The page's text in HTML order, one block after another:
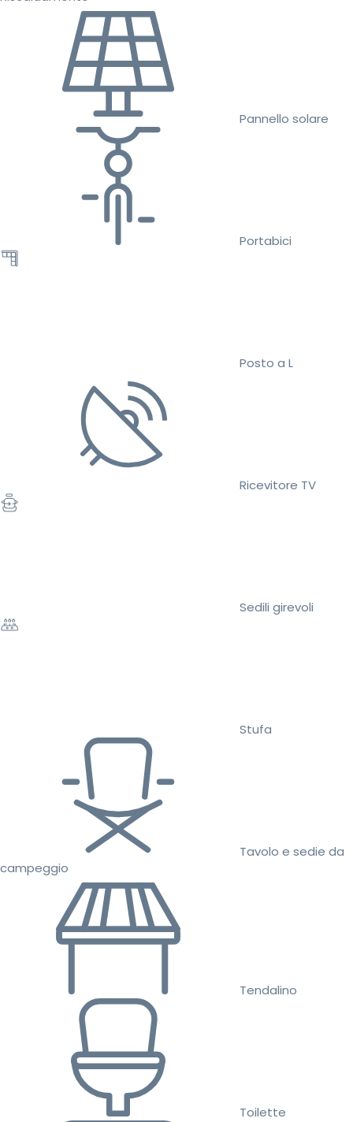
Pannello solare
Portabici
Posto a L
Ricevitore TV
Sedili girevoli
Stufa
Tavolo e sedie da
campeggio
Tendalino
Toilette